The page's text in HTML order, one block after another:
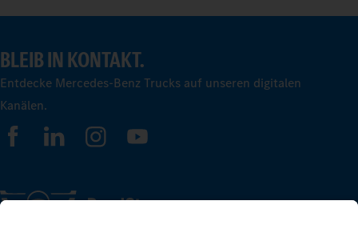
BLEIB IN KONTAKT.
Entdecke Mercedes-Benz Trucks auf unseren digitalen
Kanälen.